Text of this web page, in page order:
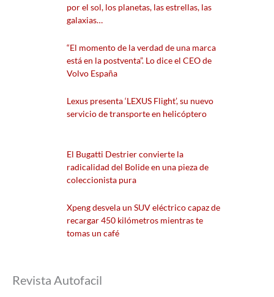
por el sol, los planetas, las estrellas, las
galaxias…
“El momento de la verdad de una marca
está en la postventa”. Lo dice el CEO de
Volvo España
Lexus presenta ‘LEXUS Flight’, su nuevo
servicio de transporte en helicóptero
El Bugatti Destrier convierte la
radicalidad del Bolide en una pieza de
coleccionista pura
Xpeng desvela un SUV eléctrico capaz de
recargar 450 kilómetros mientras te
tomas un café
Revista Autofacil